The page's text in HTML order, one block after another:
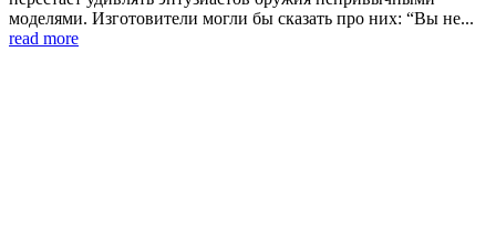
моделями. Изготовители могли бы сказать про них: “Вы не...
read more